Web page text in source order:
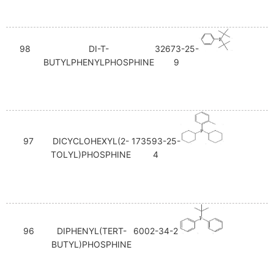
98
DI-T-
BUTYLPHENYLPHOSPHINE
32673-25-
9
97
DICYCLOHEXYL(2-
TOLYL)PHOSPHINE
173593-25-
4
96
DIPHENYL(TERT-
BUTYL)PHOSPHINE
6002-34-2